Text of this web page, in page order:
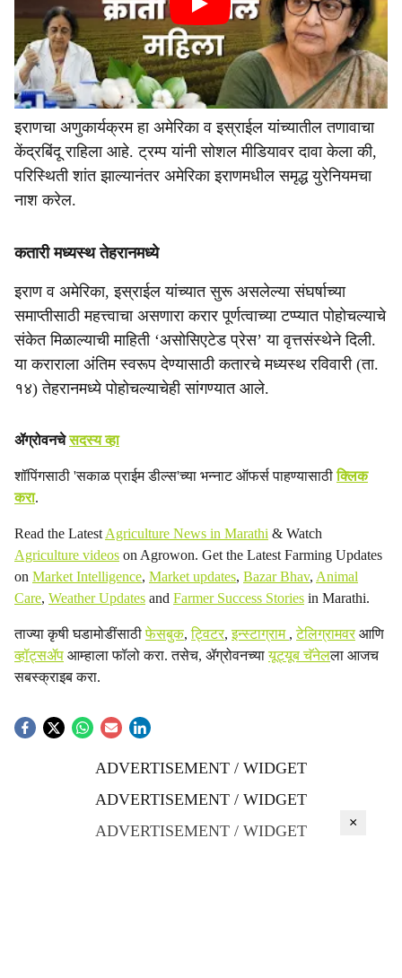
इराणचा अणुकार्यक्रम हा अमेरिका व इस्राईल यांच्यातील तणावाचा
केंद्रबिंदू राहिला आहे. ट्रम्प यांनी सोशल मीडियावर दावा केला की,
परिस्थिती शांत झाल्यानंतर अमेरिका इराणमधील समृद्ध युरेनियमचा
नाश करेल.
कतारी मध्यस्थ तेहरानमध्ये
इराण व अमेरिका, इस्राईल यांच्यात सुरू असलेल्या संघर्षाच्या
समाप्तीसाठी महत्त्वाचा असणारा करार पूर्णत्वाच्या टप्प्यात पोहोचल्याचे
संकेत मिळाल्याची माहिती ‘असोसिएटेड प्रेस’ या वृत्तसंस्थेने दिली.
या कराराला अंतिम स्वरूप देण्यासाठी कतारचे मध्यस्थ रविवारी (ता.
१४) तेहरानमध्ये पोहोचल्याचेही सांगण्यात आले.
ॲग्रोवनचेसदस्य व्हा
शॉपिंगसाठी 'सकाळ प्राईम डील्स'च्या भन्नाट ऑफर्स पाहण्यासाठीक्लिक
करा.
Read the Latest Agriculture News in Marathi & Watch
Agriculture videos on Agrowon. Get the Latest Farming Updates
on Market Intelligence, Market updates, Bazar Bhav, Animal
Care, Weather Updates and Farmer Success Stories in Marathi.
ताज्या कृषी घडामोडींसाठीफेसबुक,ट्विटर,इन्स्टाग्राम ,टेलिग्रामवरआणि
व्हॉट्सॲप आम्हाला फॉलो करा. तसेच, ॲग्रोवनच्यायूट्यूब चॅनेलला आजच
सबस्क्राइब करा.
ADVERTISEMENT / WIDGET
ADVERTISEMENT / WIDGET
ADVERTISEMENT / WIDGET
×